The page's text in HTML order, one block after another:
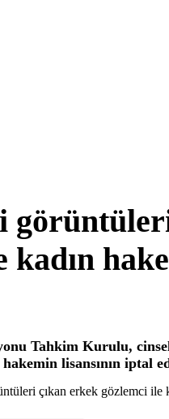
kadın
Tahkim Kurulu,
lisansının iptal